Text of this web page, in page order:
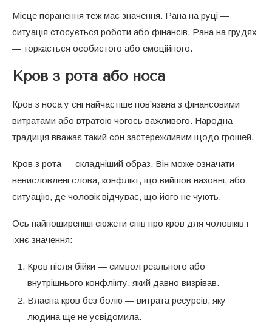
Місце поранення теж має значення. Рана на руці —
ситуація стосується роботи або фінансів. Рана на грудях
— торкається особистого або емоційного.
Кров з рота або носа
Кров з носа у сні найчастіше пов’язана з фінансовими
витратами або втратою чогось важливого. Народна
традиція вважає такий сон застережливим щодо грошей.
Кров з рота — складніший образ. Він може означати
невисловлені слова, конфлікт, що вийшов назовні, або
ситуацію, де чоловік відчуває, що його не чують.
Ось найпоширеніші сюжети снів про кров для чоловіків і
їхнє значення:
Кров після бійки — символ реального або
внутрішнього конфлікту, який давно визрівав.
Власна кров без болю — витрата ресурсів, яку
людина ще не усвідомила.